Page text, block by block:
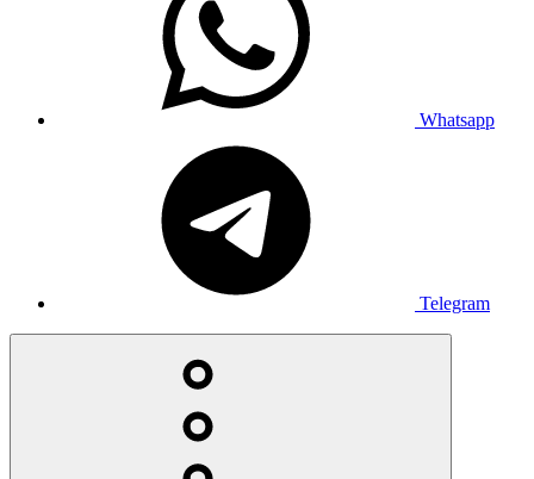
Whatsapp
Telegram